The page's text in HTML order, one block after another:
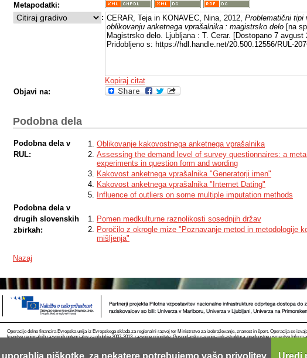
piškotke, za nekatere potrebujemo vašo privolitev. Uredi
Metapodatki:
: CERAR, Teja in KONAVEC, Nina, 2012, Problematični tipi
oblikovanju anketnega vprašalnika : magistrsko delo [na
Magistrsko delo. Ljubljana : T. Cerar. [Dostopano 7 avgust
Pridobljeno s: https://hdl.handle.net/20.500.12556/RUL-
Kopiraj citat
Objavi na:
Podobna dela
Podobna dela v
RUL:
Oblikovanje kakovostnega anketnega vprašalnika
Assessing the demand level of survey questionnaires: a
experiments in question form and wording
Kakovost anketnega vprašalnika "Generatorji imen"
Kakovost anketnega vprašalnika "Internet Dating"
Influence of outliers on some multiple imputation methods
Podobna dela v
drugih slovenskih
zbirkah:
Pomen medkulturne raznolikosti sosednjih držav
Poročilo z okrogle mize "Poznavanje metod in metodologije
mišljenja"
Nazaj
Operacijo delno financira Evropska unija iz Evropskega sklada za regionalni razvoj ter Ministrstvo za izobraževanje, znanost in šport. Operacija se
krepitve regionalnih razvojnih potencialov za obdobje 2007-2013, razvojne prioritete: Gospodarsko razvojna infrastruktura; prednostne usmeritve